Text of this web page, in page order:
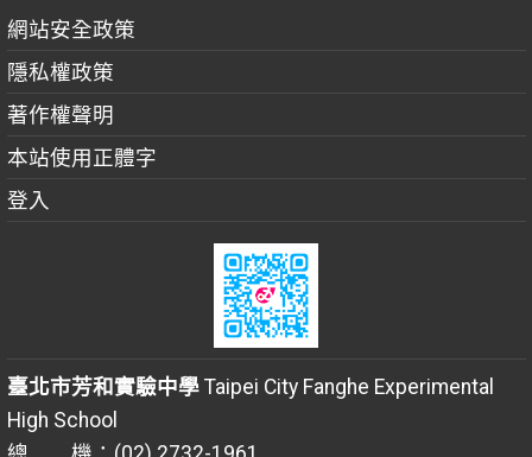
網站安全政策
隱私權政策
著作權聲明
本站使用正體字
登入
臺北市芳和實驗中學Taipei City Fanghe Experimental
High School